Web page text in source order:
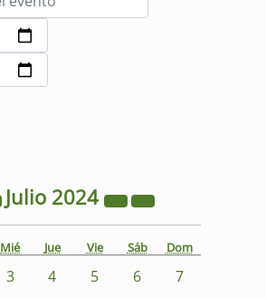
Julio 2024
Mié Jue Vie Sáb Dom
3 4 5 6
7